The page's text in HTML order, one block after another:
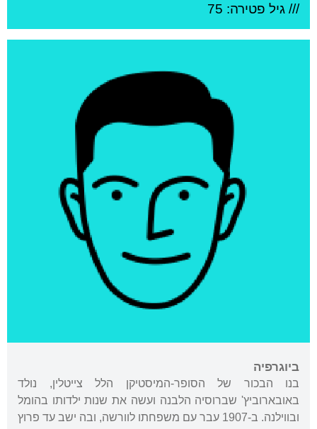
/// גיל פטירה: 75
ביוגרפיה
בנו הבכור של הסופר-המיסטיקן הלל צייטלין, נולד
באובארוביץ' שברוסיה הלבנה ועשה את שנות ילדותו בהומל
ובווילנה. ב-1907 עבר עם משפחתו לוורשה, ובה ישב עד פרוץ